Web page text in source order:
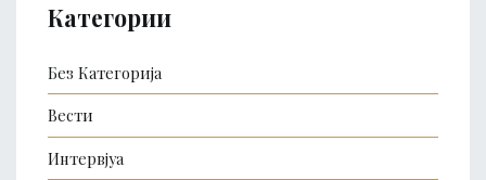
Категории
Без Категорија
Вести
Интервјуа